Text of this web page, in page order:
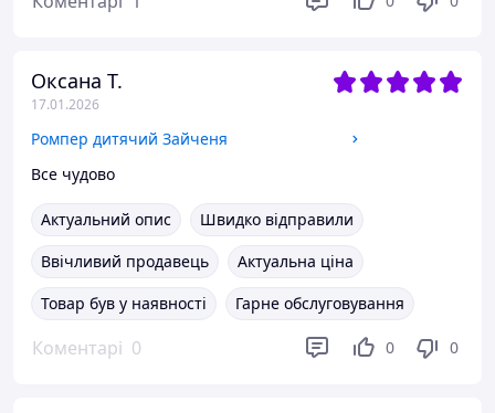
Оксана Т.
17.01.2026
Ромпер дитячий Зайченя
Все чудово
Актуальний опис
Швидко відправили
Ввічливий продавець
Актуальна ціна
Товар був у наявності
Гарне обслуговування
Коментарі 0 0 0